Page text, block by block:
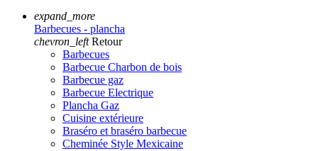
expand_more
Barbecues - plancha
chevron_left Retour
Barbecues
Barbecue Charbon de bois
Barbecue gaz
Barbecue Electrique
Plancha Gaz
Cuisine extérieure
Braséro et braséro barbecue
Cheminée Style Mexicaine